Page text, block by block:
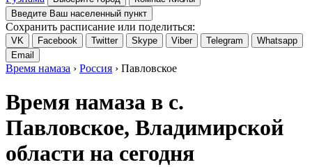
Введите Ваш населенный пункт
Сохранить расписание или поделиться:
VK Facebook Twitter Skype Viber Telegram
Whatsapp
Email
Время намаза › Россия › Павловское
Время намаза в с.
Павловское, Владимирской
области на сегодня